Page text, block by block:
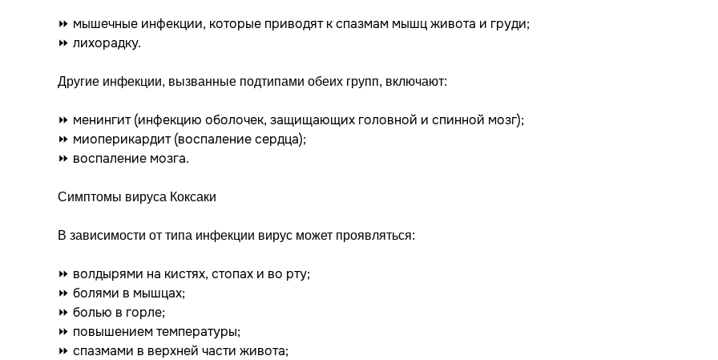
⏩ мышечные инфекции, которые приводят к спазмам мышц живота и груди;
⏩ лихорадку.
Другие инфекции, вызванные подтипами обеих групп, включают:
⏩ менингит (инфекцию оболочек, защищающих головной и спинной мозг);
⏩ миоперикардит (воспаление сердца);
⏩ воспаление мозга.
Симптомы вируса Коксаки
В зависимости от типа инфекции вирус может проявляться:
⏩ волдырями на кистях, стопах и во рту;
⏩ болями в мышцах;
⏩ болью в горле;
⏩ повышением температуры;
⏩ спазмами в верхней части живота;